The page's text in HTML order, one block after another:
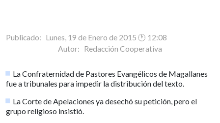
Publicado: Lunes, 19 de Enero de 2015 🕐 12:08
Autor: Redacción Cooperativa
La Confraternidad de Pastores Evangélicos de Magallanes
fue a tribunales para impedir la distribución del texto.
La Corte de Apelaciones ya desechó su petición, pero el
grupo religioso insistió.